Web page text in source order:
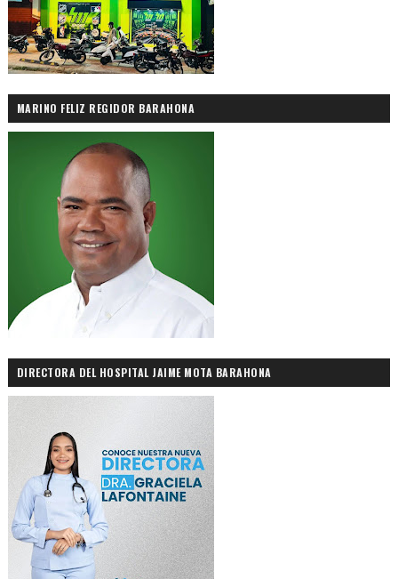
MARINO FELIZ REGIDOR BARAHONA
DIRECTORA DEL HOSPITAL JAIME MOTA BARAHONA